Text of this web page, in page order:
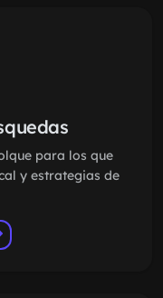
para los que
y estrategias de